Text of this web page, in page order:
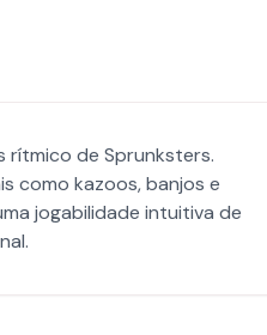
rítmico de Sprunksters.
como kazoos, banjos e
jogabilidade intuitiva de